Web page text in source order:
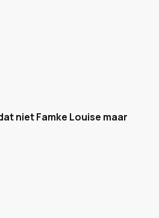
niet Famke Louise maar